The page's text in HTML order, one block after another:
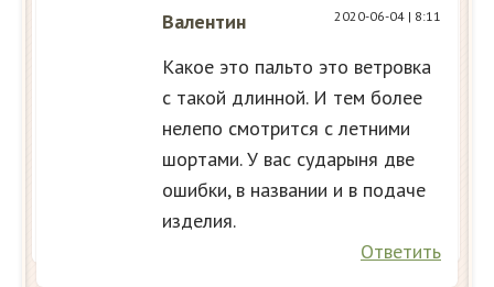
Валентин 2020-06-04 | 8:11
Какое это пальто это ветровка
с такой длинной. И тем более
нелепо смотрится с летними
шортами. У вас сударыня две
ошибки, в названии и в подаче
изделия.
Ответить